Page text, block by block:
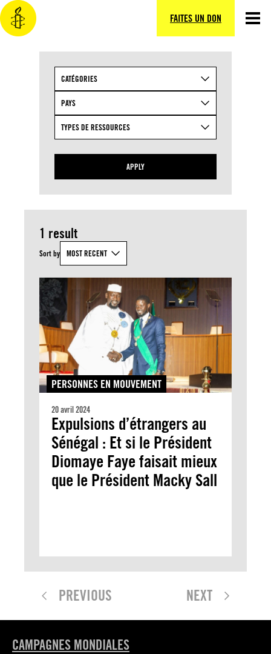
FAITES UN DON
Aller
au
contenu
CATÉGORIES
PAYS
TYPES DE RESSOURCES
APPLY
1 result
Sort by MOST RECENT
PERSONNES EN MOUVEMENT
20 avril 2024
Expulsions d’étrangers au
Sénégal : Et si le Président
Diomaye Faye faisait mieux
que le Président Macky Sall
PREVIOUS NEXT
CAMPAGNES MONDIALES